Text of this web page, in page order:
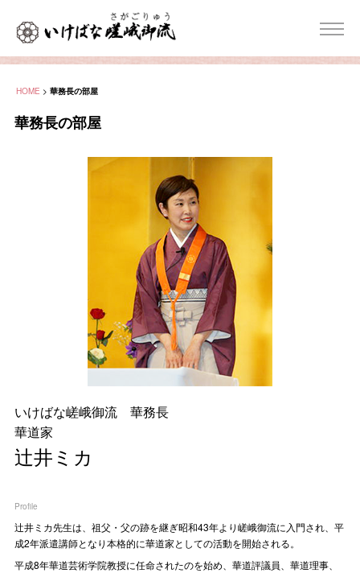
HOME > 華務長の部屋
華務長の部屋
いけばな嵯峨御流 華務長
華道家
辻井ミカ
Profile
辻󠄀井ミカ先生は、祖父・父の跡を継ぎ昭和43年より嵯峨御流に入門され、平
成2年派遣講師となり本格的に華道家としての活動を開始される。
平成8年華道芸術学院教授に任命されたのを始め、華道評議員、華道理事、